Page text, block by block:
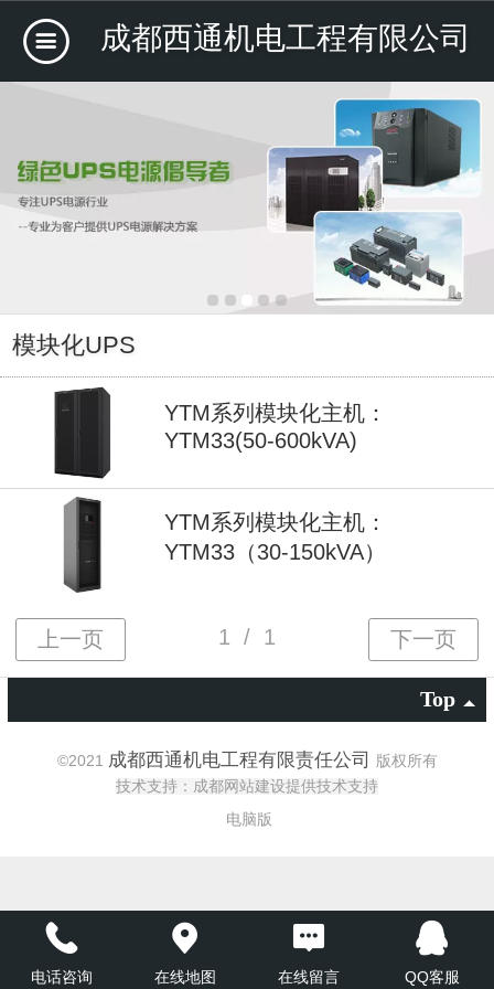
成都西通机电工程有限公司
模块化UPS
YTM系列模块化主机：
YTM33(50-600kVA)
YTM系列模块化主机：
YTM33（30-150kVA）
Top
©2021 成都西通机电工程有限责任公司 版权所有
技术支持：成都网站建设提供技术支持
电脑版
电话咨询 在线地图 在线留言 QQ客服